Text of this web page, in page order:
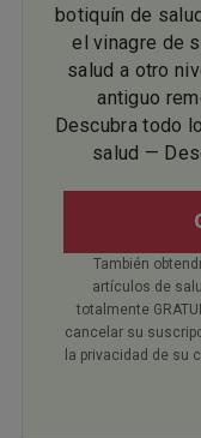
botiquín de
el vinagre de
salud a otro
antiguo
Descubra todo
salud —
También
artículos de
totalmente
cancelar su
la privacidad de su